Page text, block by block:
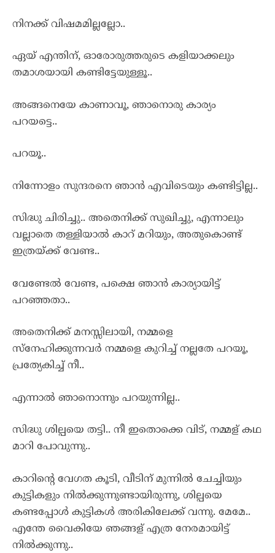
നിനക്ക് വിഷമമില്ലല്ലോ..
ഏയ്‌ എന്തിന്, ഓരോരുത്തരുടെ കളിയാക്കലും
തമാശയായി കണ്ടിട്ടേയുള്ളൂ..
അങ്ങനെയേ കാണാവൂ, ഞാനൊരു കാര്യം
പറയട്ടെ..
പറയൂ..
നിന്നോളം സുന്ദരനെ ഞാൻ എവിടെയും കണ്ടിട്ടില്ല..
സിദ്ധു ചിരിച്ചു.. അതെനിക്ക് സുഖിച്ചു, എന്നാലും
വല്ലാതെ തള്ളിയാൽ കാറ് മറിയും, അതുകൊണ്ട്
ഇത്രയ്ക്ക് വേണ്ട..
വേണ്ടേൽ വേണ്ട, പക്ഷെ ഞാൻ കാര്യായിട്ട്
പറഞ്ഞതാ..
അതെനിക്ക് മനസ്സിലായി, നമ്മളെ
സ്നേഹിക്കുന്നവർ നമ്മളെ കുറിച്ച് നല്ലതേ പറയൂ,
പ്രത്യേകിച്ച് നീ..
എന്നാൽ ഞാനൊന്നും പറയുന്നില്ല..
സിദ്ധു ശില്പയെ തട്ടി.. നീ ഇതൊക്കെ വിട്, നമ്മള് കഥ
മാറി പോവുന്നു..
കാറിന്റെ വേഗത കൂടി, വീടിന് മുന്നിൽ ചേച്ചിയും
കുട്ടികളും നിൽക്കുന്നുണ്ടായിരുന്നു, ശില്പയെ
കണ്ടപ്പോൾ കുട്ടികൾ അരികിലേക്ക് വന്നു. മേമേ..
എന്തേ വൈകിയേ ഞങ്ങള് എത്ര നേരമായിട്ട്
നിൽക്കുന്നു..